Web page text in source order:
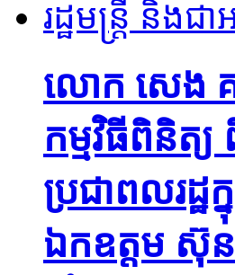
លោក សេង
កម្មវិធីពិនិត្
ប្រជាពលរដ្
ឯកឧត្តម ស៊ុន